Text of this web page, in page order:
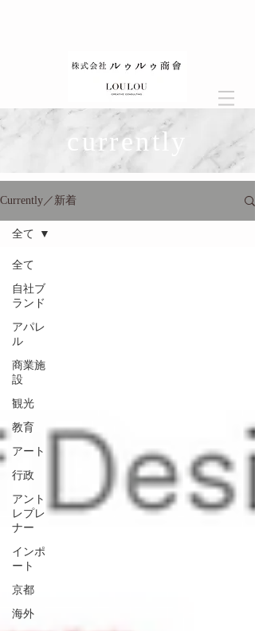
currently
Currently／新着
全て
自社ブ
ランド
アパレ
ル
商業施
設
観光
教育
アート
行政
アント
レプレ
ナー
インポ
ート
京都
海外
全て